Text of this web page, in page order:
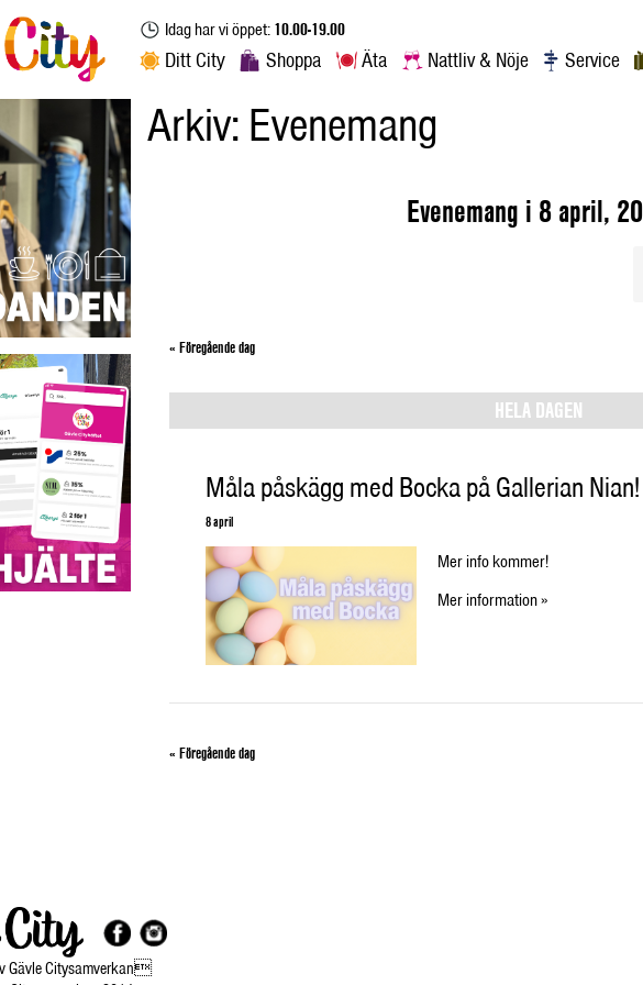
Idag har vi öppet:10.00-19.00
Ditt City Shoppa Äta Nattliv & Nöje Service
Arkiv: Evenemang
Evenemang i 8 april,
« Föregående dag
HELA DAGEN
Måla påskägg med Bocka på Gallerian Nian!
8 april
Mer info kommer!
Mer information »
« Föregående dag
Gävle Citysamverkan